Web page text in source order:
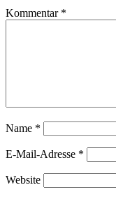
Kommentar *
Name *
E-Mail-Adresse *
Website